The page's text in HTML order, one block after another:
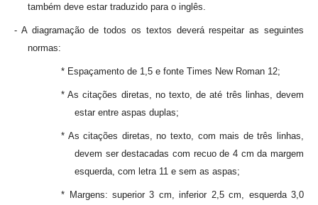
também deve estar traduzido para o inglês.
- A diagramação de todos os textos deverá respeitar as seguintes
normas:
* Espaçamento de 1,5 e fonte Times New Roman 12;
* As citações diretas, no texto, de até três linhas, devem
estar entre aspas duplas;
* As citações diretas, no texto, com mais de três linhas,
devem ser destacadas com recuo de 4 cm da margem
esquerda, com letra 11 e sem as aspas;
* Margens: superior 3 cm, inferior 2,5 cm, esquerda 3,0